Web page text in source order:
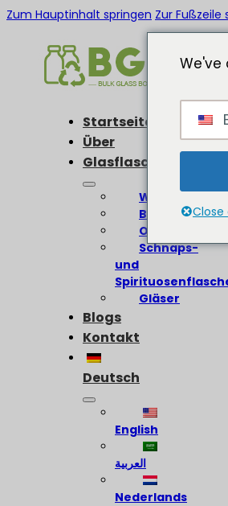
Zum Hauptinhalt springen Zur Fußzeile
Startseite
Über
Glasflaschen
Weinflaschen
Bierflaschen
Schnaps-
und
Gläser
Blogs
Kontakt
Deutsch
English
العربية
Nederlands